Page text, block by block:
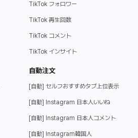
TikTok フォロワー
TikTok 再生回数
TikTok コメント
TikTok インサイト
自動注文
[自動] セルフおすすめタブ上位表示
[自動] Instagram 日本人いいね
[自動] Instagram 日本人コメント
[自動] Instagram韓国人